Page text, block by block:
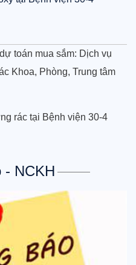
gia gói thầu: Cung cấp
tại Bệnh viện 30-4
toán mua sắm: Dịch vụ
Khoa, Phòng, Trung tâm
rác tại Bệnh viện 30-4
- NCKH